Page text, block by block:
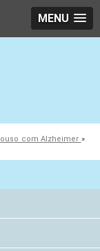
MENU
com Alzheimer »